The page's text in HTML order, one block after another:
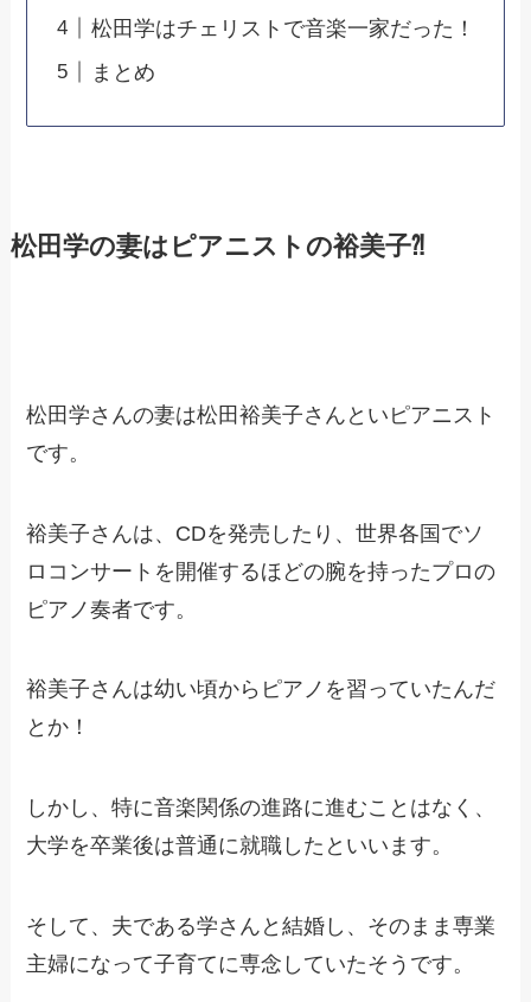
松田学はチェリストで音楽一家だった！
まとめ
松田学の妻はピアニストの裕美子⁈
松田学さんの妻は松田裕美子さんといピアニスト
です。
裕美子さんは、CDを発売したり、世界各国でソ
ロコンサートを開催するほどの腕を持ったプロの
ピアノ奏者です。
裕美子さんは幼い頃からピアノを習っていたんだ
とか！
しかし、特に音楽関係の進路に進むことはなく、
大学を卒業後は普通に就職したといいます。
そして、夫である学さんと結婚し、そのまま専業
主婦になって子育てに専念していたそうです。